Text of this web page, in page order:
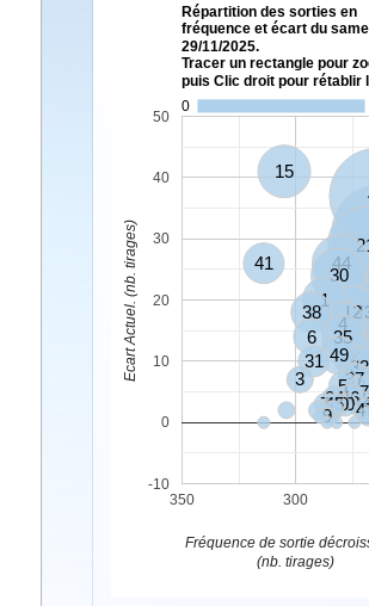
Répartition des sorties en
fréquence et écart du
29/11/2025.
Tracer un rectangle pour
puis Clic droit pour rétablir
0
44
30
12
15
1
4
2
35
32
38
41
49
6
37
17
31
5
3
46
10
24
740
45
9
350 300
-10
0
10
20
30
40
50
Fréquence de sortie
(nb. tirages)
Ecart Actuel. (nb. tirages)